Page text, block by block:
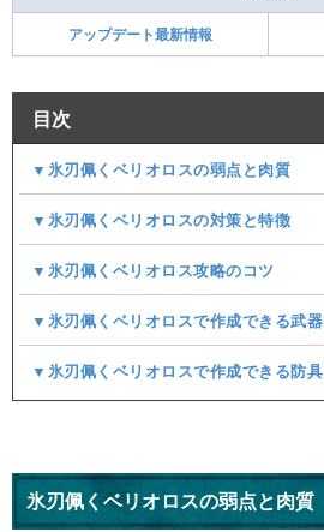
アップデート最新情報
目次
▼氷刃佩くベリオロスの弱点と肉質
▼氷刃佩くベリオロスの対策と特徴
▼氷刃佩くベリオロス攻略のコツ
▼氷刃佩くベリオロスで作成できる武器
▼氷刃佩くベリオロスで作成できる防具
氷刃佩くベリオロスの弱点と肉質